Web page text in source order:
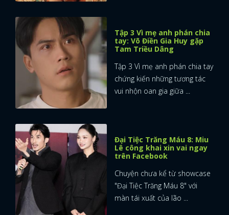
Tập 3 Vì mẹ anh phán chia
tay: Võ Điền Gia Huy gặp
Tam Triều Dâng
Tập 3 Vì mẹ anh phán chia tay
chứng kiến những tương tác
vui nhộn oan gia giữa ...
Đại Tiệc Trăng Máu 8: Miu
Lê công khai xin vai ngay
trên Facebook
Chuyện chưa kể từ showcase
"Đại Tiệc Trăng Máu 8" với
màn tái xuất của lão ...